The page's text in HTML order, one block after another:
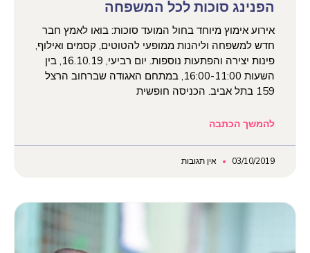
הפנינג סוכות לכל המשפחה
אירוע אימוץ מיוחד בחול המועד סוכות: בואו לאמץ חבר
חדש למשפחה וליהנות ממופעי להטוטים, קסמים ואילוף,
פינות יצירה והפתעות נוספות. יום רביעי, 16.10.19, בין
השעות 16:00-11:00, במתחם האגודה שברחוב הרצל
159 בתל אביב. הכניסה חופשית
להמשך הכתבה
03/10/2019 אין תגובות